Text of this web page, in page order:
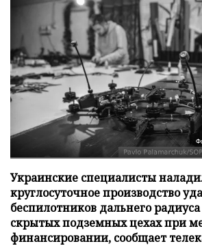
Украинские специалисты
круглосуточное производство
беспилотников дальнего
скрытых подземных цехах при
финансировании, сообщает